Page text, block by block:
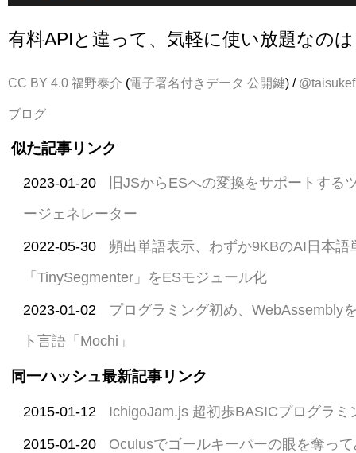
有料APIと違って、気軽に使い放題なの
CC BY 4.0 福野泰介 (電子署名付きデータ 公開鍵) / @taisukef
ブログ
似た記事リンク
2023-01-20
旧JSからESへの変換をサポートする
ージェネレーター
2022-05-30
頻出単語表示、わずか9KBのAI日本語
「TinySegmenter」をESモジュール化
2023-01-02
プログラミング初め、WebAssembly
ト言語「Mochi」
同一ハッシュ最新記事リンク
2015-01-12 IchigoJam.js 超初歩BASICプログラミ
2015-01-20 Oculusでゴールキーパーの眼を奪っ